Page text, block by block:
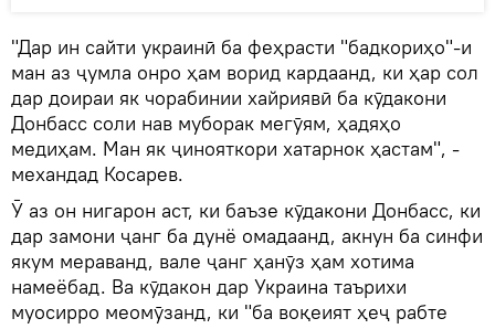
"Дар ин сайти украинӣ ба феҳрасти "бадкориҳо"-и
ман аз ҷумла онро ҳам ворид кардаанд, ки ҳар сол
дар доираи як чорабинии хайриявӣ ба кӯдакони
Донбасс соли нав муборак мегӯям, ҳадяҳо
медиҳам. Ман як ҷинояткори хатарнок ҳастам", -
механдад Косарев.
Ӯ аз он нигарон аст, ки баъзе кӯдакони Донбасс, ки
дар замони ҷанг ба дунё омадаанд, акнун ба синфи
якум мераванд, вале ҷанг ҳанӯз ҳам хотима
намеёбад. Ва кӯдакон дар Украина таърихи
муосирро меомӯзанд, ки "ба воқеият ҳеҷ рабте